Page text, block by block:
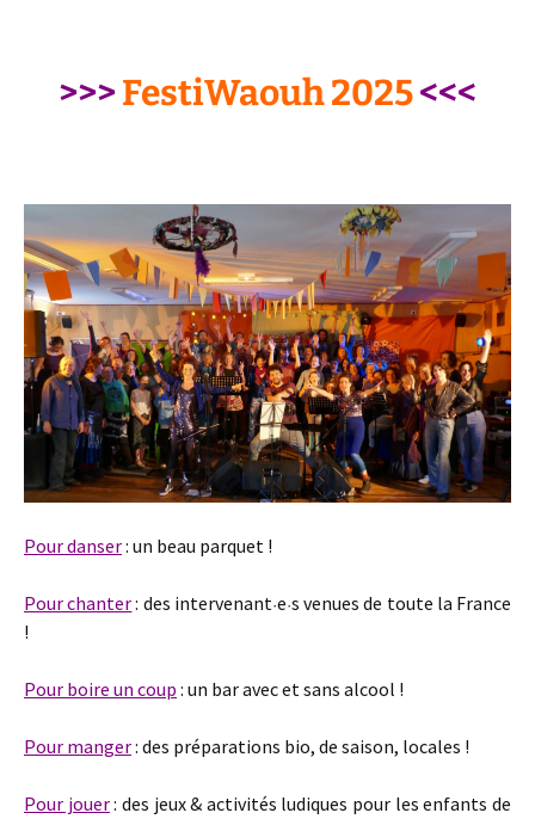
>>>FestiWaouh 2025<<<
Pour danser: un beau parquet !
Pour chanter: des intervenant·e·s venues de toute la France
!
Pour boire un coup : un bar avec et sans alcool !
Pour manger: des préparations bio, de saison, locales !
Pour jouer: des jeux & activités ludiques pour les enfants de